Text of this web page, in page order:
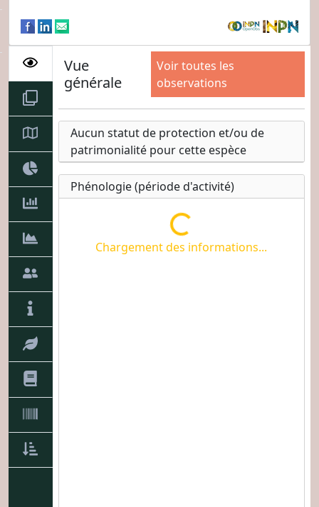
Vue
générale
Voir toutes les
observations
Aucun statut de protection et/ou de
patrimonialité pour cette espèce
Phénologie (période d'activité)
Chargement des informations...
Chargement des informations...